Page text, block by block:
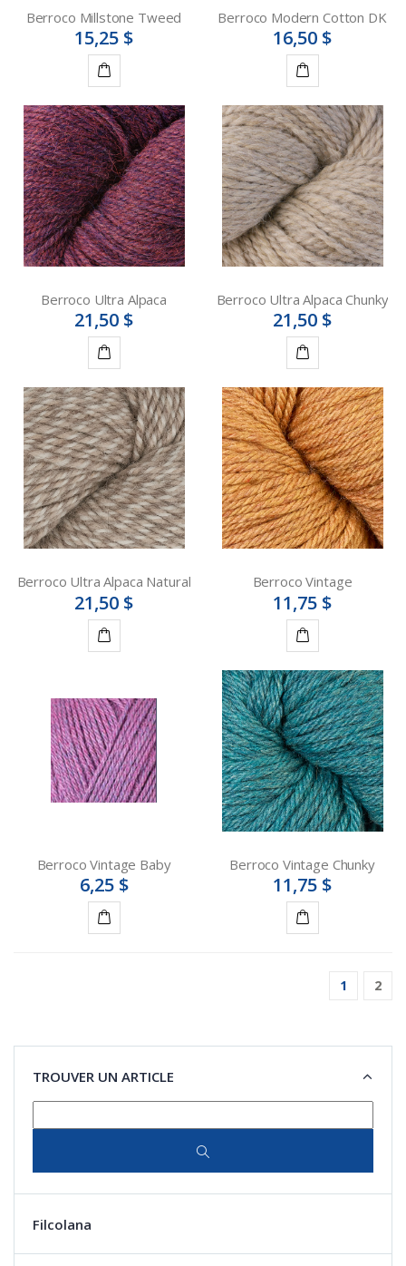
Berroco Millstone Tweed
15,25 $
Détails
Berroco Modern Cotton DK
16,50 $
Détails
Berroco Ultra Alpaca
21,50 $
Détails
Berroco Ultra Alpaca Chunky
21,50 $
Détails
Berroco Ultra Alpaca Natural
21,50 $
Berroco Vintage
11,75 $
Berroco Vintage Baby
6,25 $
Berroco Vintage Chunky
11,75 $
1 2
TROUVER UN ARTICLE
Filcolana